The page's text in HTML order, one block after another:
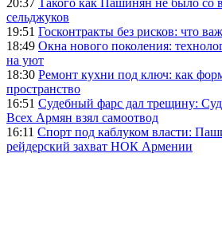
сельджуков
19:51 Госконтракты без рисков: что
18:49 Окна нового поколения:
на уют
18:30 Ремонт кухни под ключ: как
пространство
16:51 Судебный фарс дал трещину:
Всех Армян взял самоотвод
16:11 Спорт под каблуком власти:
рейдерский захват НОК Армении